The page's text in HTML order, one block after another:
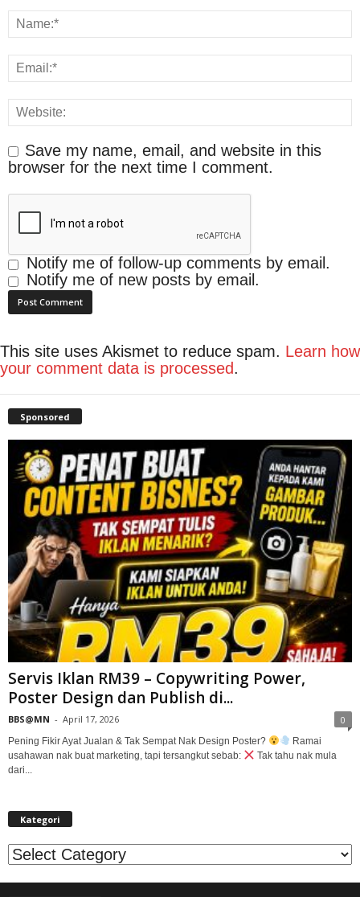
Save my name, email, and website in this
browser for the next time I comment.
Notify me of follow-up comments by email.
Notify me of new posts by email.
This site uses Akismet to reduce spam. Learn how
your comment data is processed.
Sponsored
Servis Iklan RM39 – Copywriting Power,
Poster Design dan Publish di...
BBS@MN - April 17, 2026 0
Pening Fikir Ayat Jualan & Tak Sempat Nak Design Poster?
Ramai
usahawan nak buat marketing, tapi tersangkut sebab:
Tak tahu nak mula
dari...
Kategori
Kategori